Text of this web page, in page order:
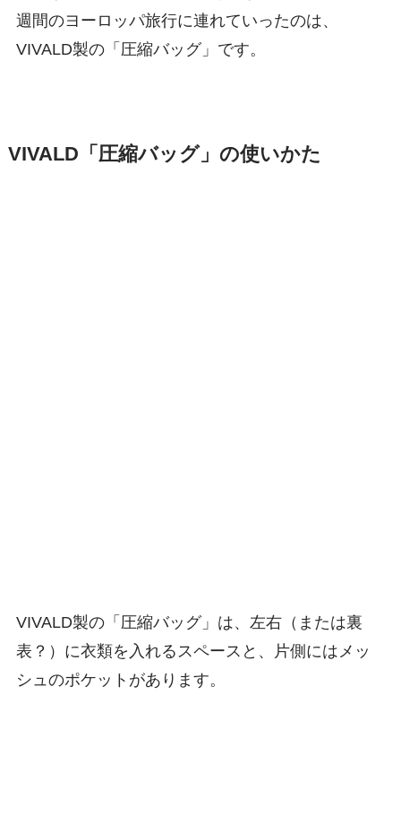
週間のヨーロッパ旅行に連れていったのは、
VIVALD製の「圧縮バッグ」です。
VIVALD「圧縮バッグ」の使いかた
VIVALD製の「圧縮バッグ」は、左右（または裏
表？）に衣類を入れるスペースと、片側にはメッ
シュのポケットがあります。